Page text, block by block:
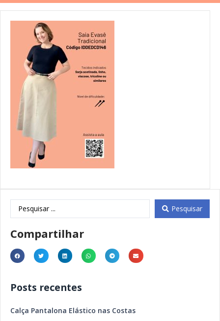
Pesquisar
Compartilhar
Posts recentes
Calça Pantalona Elástico nas Costas